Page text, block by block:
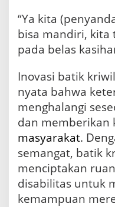
“Ya kita
bisa mandiri, kita
pada belas
Inovasi batik
nyata bahwa
menghalangi
masyarakat.
semangat, batik
menciptakan
disabilitas untuk
kemampuan